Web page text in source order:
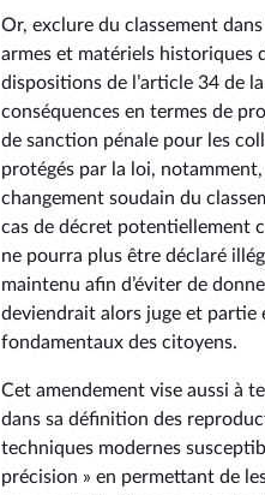
Or, exclure du classement
armes et matériels historiques
dispositions de l’article 34 de
conséquences en termes de
de sanction pénale pour les
protégés par la loi,
changement soudain du
cas de décret potentiellement
ne pourra plus être déclaré
maintenu afin d’éviter de
deviendrait alors juge et
fondamentaux des citoyens.
Cet amendement vise aussi à
dans sa définition des
techniques modernes
précision » en permettant de